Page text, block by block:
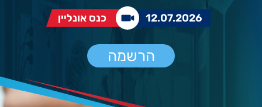
12.07.2026 כנס אונליין
הרשמה